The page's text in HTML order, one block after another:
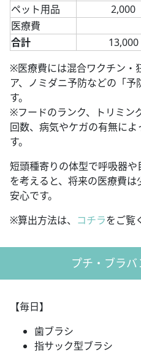
ペット用品
2,000
医療費
合計
13,000
※医療費には混合ワクチン・
ア、ノミダニ予防などの「
す。
※フードのランク、トリミン
回数、病気やケガの有無に
す。
短頭種寄りの体型で呼吸器
を考えると、将来の医療費
安心です。
※算出方法は、 コチラをご覧
プチ・ブラ
【毎日】
歯ブラシ
指サック型ブラシ